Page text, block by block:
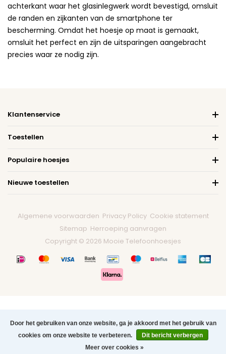
0
achterkant waar het glasinlegwerk wordt bevestigd, omsluit
de randen en zijkanten van de smartphone ter
bescherming. Omdat het hoesje op maat is gemaakt,
omsluit het perfect en zijn de uitsparingen aangebracht
precies waar ze nodig zijn.
Klantenservice
Toestellen
Populaire hoesjes
Nieuwe toestellen
Algemene voorwaarden Privacy Policy Cookie statement
Sitemap Herroeping aanvragen
Copyright © 2026 Mooie Telefoonhoesjes
Door het gebruiken van onze website, ga je akkoord met het gebruik van
cookies om onze website te verbeteren.
Dit bericht verbergen
Meer over cookies »